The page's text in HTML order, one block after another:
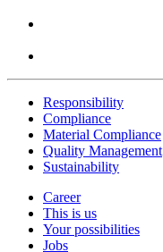
Responsibility
Compliance
Material Compliance
Quality Management
Sustainability
Career
This is us
Your possibilities
Jobs